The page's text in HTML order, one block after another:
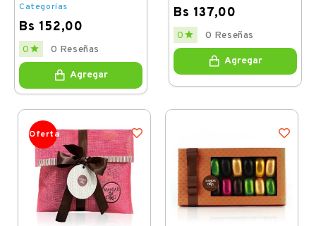
Categorías
Bs 152,00
Price
0  0 Reseñas
Agregar
Bs 137,00
Price
0  0 Reseñas
Agregar
Oferta